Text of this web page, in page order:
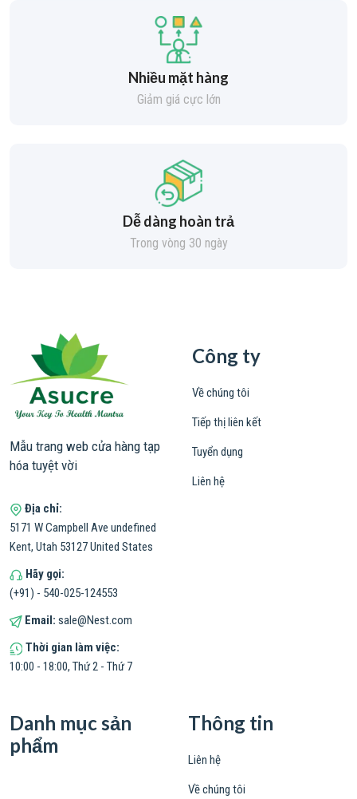
Nhiều mặt hàng
Giảm giá cực lớn
Dễ dàng hoàn trả
Trong vòng 30 ngày
Mẫu trang web cửa hàng tạp
hóa tuyệt vời
Địa chỉ:
5171 W Campbell Ave undefined
Kent, Utah 53127 United States
Hãy gọi:
(+91) - 540-025-124553
Email: sale@Nest.com
Thời gian làm việc:
10:00 - 18:00, Thứ 2 - Thứ 7
Công ty
Về chúng tôi
Tiếp thị liên kết
Tuyển dụng
Liên hệ
Danh mục sản
phẩm
Thông tin
Liên hệ
Về chúng tôi